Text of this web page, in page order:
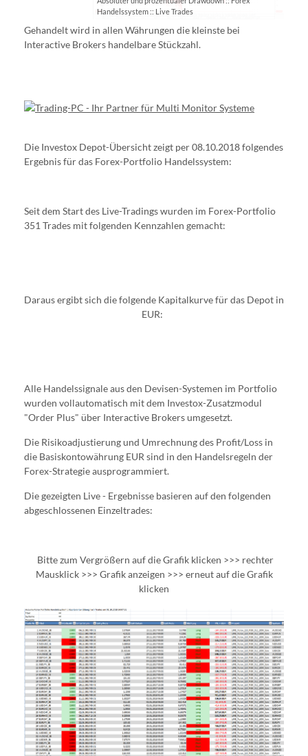
Handelssystem :: Live Trades
Gehandelt wird in allen Währungen die kleinste bei
Interactive Brokers handelbare Stückzahl.
Die Investox Depot-Übersicht zeigt per 08.10.2018 folgendes
Ergebnis für das Forex-Portfolio Handelssystem:
Seit dem Start des Live-Tradings wurden im Forex-Portfolio
351 Trades mit folgenden Kennzahlen gemacht:
Daraus ergibt sich die folgende Kapitalkurve für das Depot in
EUR:
Alle Handelssignale aus den Devisen-Systemen im Portfolio
wurden vollautomatisch mit dem Investox-Zusatzmodul
"Order Plus" über Interactive Brokers umgesetzt.
Die Risikoadjustierung und Umrechnung des Profit/Loss in
die Basiskontowährung EUR sind in den Handelsregeln der
Forex-Strategie ausprogrammiert.
Die gezeigten Live - Ergebnisse basieren auf den folgenden
abgeschlossenen Einzeltrades:
Bitte zum Vergrößern auf die Grafik klicken >>> rechter
Mausklick >>> Grafik anzeigen >>> erneut auf die Grafik
klicken